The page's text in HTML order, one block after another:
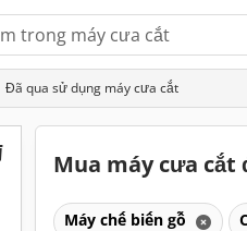
Đã qua sử dụng máy cưa cắt
Mua máy cưa cắt
Máy chế biến gỗ